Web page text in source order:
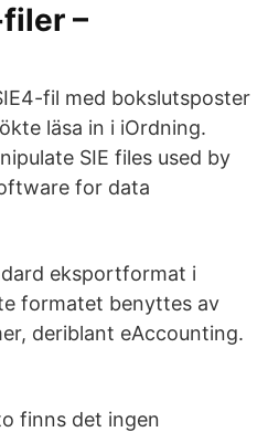
–
fil med bokslutsposter
läsa in i iOrdning.
SIE files used by
for data
eksportformat i
formatet benyttes av
deriblant eAccounting.
finns det ingen